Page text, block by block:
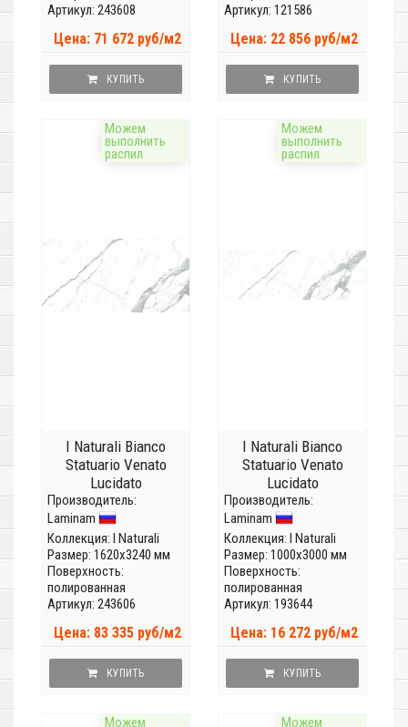
Артикул: 243608
Цена: 71 672 руб/м2
КУПИТЬ
Артикул: 121586
Цена: 22 856 руб/м2
КУПИТЬ
Можем
выполнить
распил
I Naturali Bianco
Statuario Venato
Lucidato
LAMFF00297_IT
(Толщина 12 мм)
Производитель:
Laminam
Коллекция: I Naturali
Размер: 1620x3240 мм
Поверхность:
полированная
Артикул: 243606
Цена: 83 335 руб/м2
КУПИТЬ
Можем
выполнить
распил
I Naturali Bianco
Statuario Venato
Lucidato
LAMFF00319_IT
(Толщина 5,6мм)
Производитель:
Laminam
Коллекция: I Naturali
Размер: 1000x3000 мм
Поверхность:
полированная
Артикул: 193644
Цена: 16 272 руб/м2
КУПИТЬ
Можем Можем